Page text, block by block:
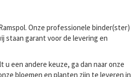
Onze professionele binder(ster)
staan garant voor de levering en
een andere keuze, ga dan naar onze
bloemen en planten zijn te leveren in